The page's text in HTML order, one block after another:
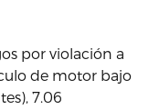
por violación a
de motor bajo
7.06